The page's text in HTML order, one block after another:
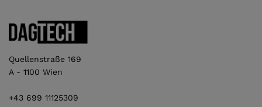
Quellenstraße 169
A - 1100 Wien
+43 699 11125309